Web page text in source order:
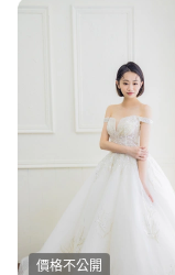
價格不公開